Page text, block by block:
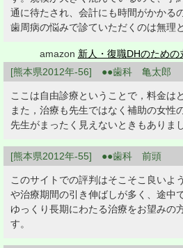
通に待たされ、会計にも時間がかかる
歯周病の悩みで診ていただくのは無理
amazon 新人・復職DHのための
[熊本県2012年-56] ●●歯科 亀太郎
ここは自由診療ということで，料金は
また，治療も先生ではなく補助の女性
先生がまったく見えないときもありま
[熊本県2012年-55] ●●歯科 前頭
このサイトでの評判はそこそこ良いよ
や治療期間の引き伸ばしが多く、途中
ゆっくり長期にわたる治療をお望みの
す。